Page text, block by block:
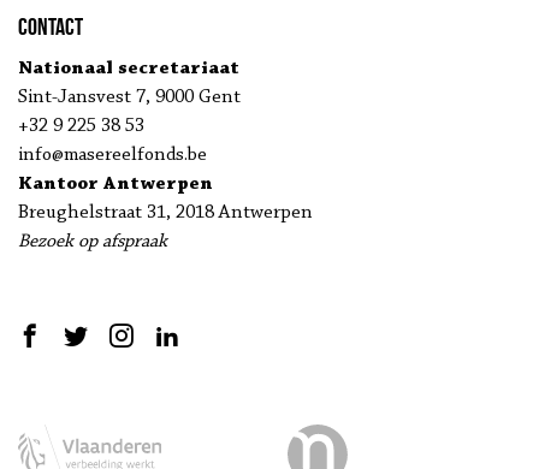
Contact
Nationaal secretariaat
Sint-Jansvest 7, 9000 Gent
+32 9 225 38 53
info@masereelfonds.be
Kantoor Antwerpen
Breughelstraat 31, 2018 Antwerpen
Bezoek op afspraak